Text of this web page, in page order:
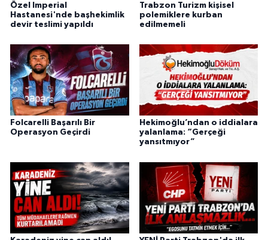
Özel Imperial
Hastanesi'nde başhekimlik
devir teslimi yapıldı
Trabzon Turizm kişisel
polemiklere kurban
edilmemeli
Folcarelli Başarılı Bir
Operasyon Geçirdi
Hekimoğlu’ndan o iddialara
yalanlama: “Gerçeği
yansıtmıyor”